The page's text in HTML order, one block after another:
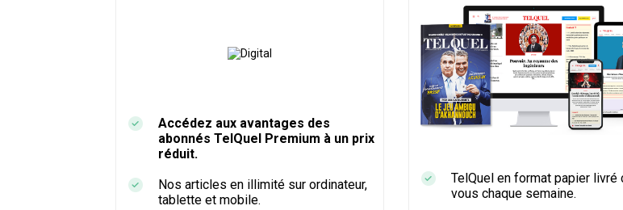
Accédez aux avantages des
abonnés TelQuel Premium à un prix
réduit.
Nos articles en illimité sur ordinateur,
tablette et mobile.
TelQuel en format papier livré
vous chaque semaine.